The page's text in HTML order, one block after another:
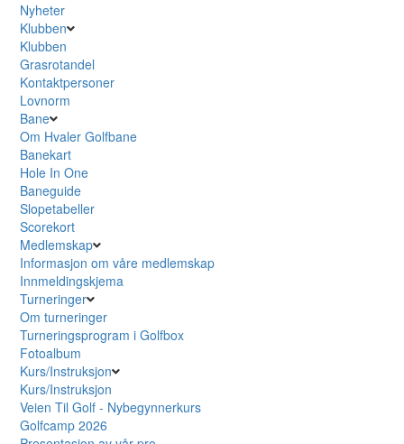
Nyheter
Klubben
Klubben
Grasrotandel
Kontaktpersoner
Lovnorm
Bane
Om Hvaler Golfbane
Banekart
Hole In One
Baneguide
Slopetabeller
Scorekort
Medlemskap
Informasjon om våre medlemskap
Innmeldingskjema
Turneringer
Om turneringer
Turneringsprogram i Golfbox
Fotoalbum
Kurs/Instruksjon
Kurs/Instruksjon
Veien Til Golf - Nybegynnerkurs
Golfcamp 2026